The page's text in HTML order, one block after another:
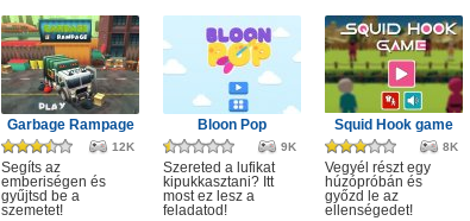
Garbage Rampage
12K
Segíts az
emberiségen és
gyűjtsd be a
szemetet!
Bloon Pop
9K
Szereted a lufikat
kipukkasztani? Itt
most ez lesz a
feladatod!
Squid Hook game
8K
Vegyél részt egy
húzópróbán és
győzd le az
ellenségedet!